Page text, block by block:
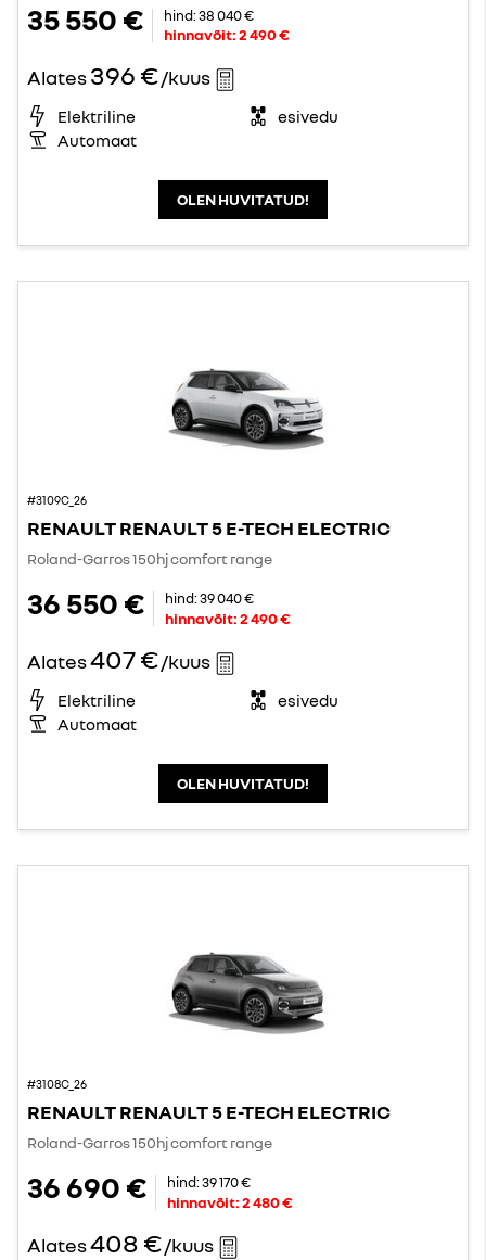
35 550 € hind:38 040 €
hinnavõit:2 490 €
Alates396 €/kuus
Elektriline
esivedu
Automaat
OLEN HUVITATUD!
#3109C_26
RENAULT RENAULT 5 E-TECH ELECTRIC
Roland-Garros 150hj comfort range
36 550 € hind:39 040 €
hinnavõit:2 490 €
Alates407 €/kuus
Elektriline
esivedu
Automaat
OLEN HUVITATUD!
#3108C_26
RENAULT RENAULT 5 E-TECH ELECTRIC
Roland-Garros 150hj comfort range
36 690 € hind:39 170 €
hinnavõit:2 480 €
Alates408 €/kuus